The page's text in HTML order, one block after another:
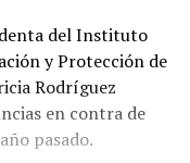
del Instituto
y Protección de
Rodríguez
en contra de
pasado.